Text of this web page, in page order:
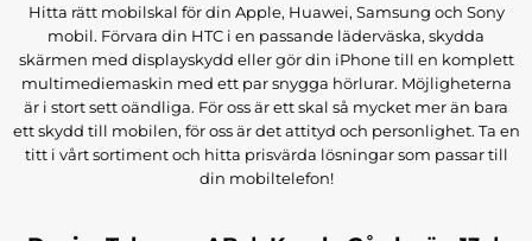
Hitta rätt mobilskal för din Apple, Huawei, Samsung och Sony
mobil. Förvara din HTC i en passande läderväska, skydda
skärmen med displayskydd eller gör din iPhone till en komplett
multimediemaskin med ett par snygga hörlurar. Möjligheterna
är i stort sett oändliga. För oss är ett skal så mycket mer än bara
ett skydd till mobilen, för oss är det attityd och personlighet. Ta en
titt i vårt sortiment och hitta prisvärda lösningar som passar till
din mobiltelefon!